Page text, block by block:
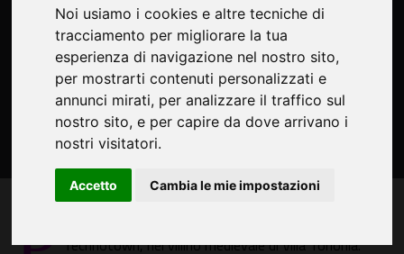
Noi usiamo i cookies e altre tecniche di
tracciamento per migliorare la tua
esperienza di navigazione nel nostro sito,
per mostrarti contenuti personalizzati e
annunci mirati, per analizzare il traffico sul
nostro sito, e per capire da dove arrivano i
nostri visitatori.
Accetto Cambia le mie impostazioni
Technotown, nel villino medievale di Villa Torlonia.